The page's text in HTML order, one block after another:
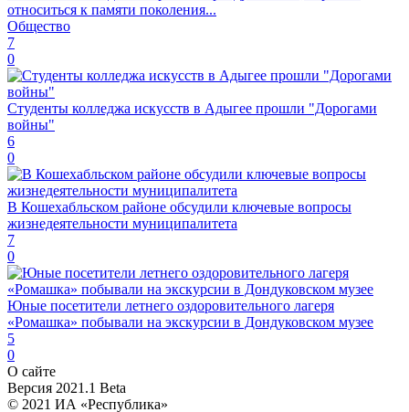
относиться к памяти поколения...
Общество
7
0
Студенты колледжа искусств в Адыгее прошли "Дорогами
войны"
6
0
В Кошехабльском районе обсудили ключевые вопросы
жизнедеятельности муниципалитета
7
0
Юные посетители летнего оздоровительного лагеря
«Ромашка» побывали на экскурсии в Дондуковском музее
5
0
О сайте
Версия 2021.1 Beta
© 2021 ИА «Республика»